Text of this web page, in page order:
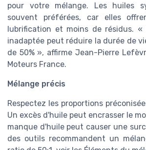
pour votre mélange. Les huiles
souvent préférées, car elles
lubrification et moins de résidus. «
inadaptée peut réduire la durée de
de 50% », affirme Jean-Pierre
Moteurs France.
Mélange précis
Respectez les proportions
Un excès d'huile peut encrasser le
manque d'huile peut causer une
des outils recommandent un